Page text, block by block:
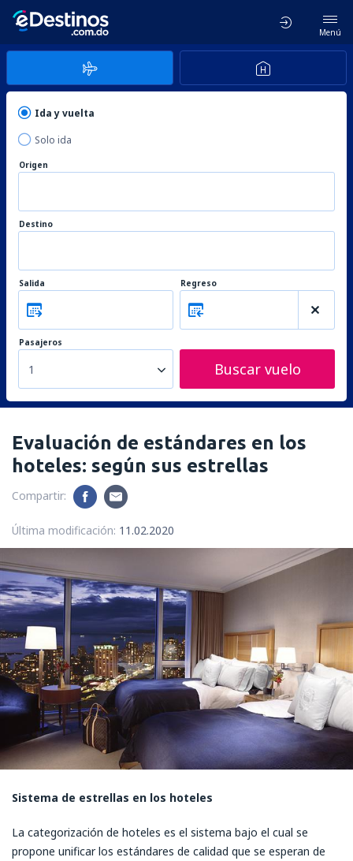
Menú
Ida y vuelta
Solo ida
Origen
Destino
Salida Regreso
Pasajeros
1 Buscar vuelo
Evaluación de estándares en los
hoteles: según sus estrellas
Compartir:
Última modificación: 11.02.2020
Sistema de estrellas en los hoteles
La categorización de hoteles es el sistema bajo el cual se
propone unificar los estándares de calidad que se esperan de